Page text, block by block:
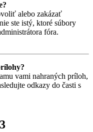
alebo zakázať
ste istý, ktoré súbory
fóra.
vami nahraných príloh,
odkazy do časti s